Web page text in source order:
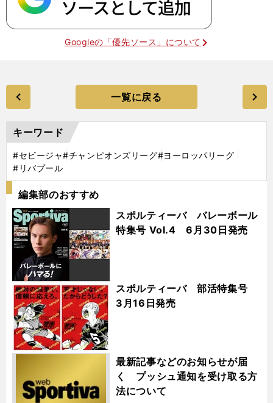
Googleの「優先ソース」について
一覧に戻る
キーワード
#セビージャ#チャンピオンズリーグ#ヨーロッパリーグ
#リバプール
編集部のおすすめ
スポルティーバ バレーボール
特集号 Vol.4 6月30日発売
スポルティーバ 部活特集号
3月16日発売
最新記事などのお知らせが届
く プッシュ通知を受け取る方
法について